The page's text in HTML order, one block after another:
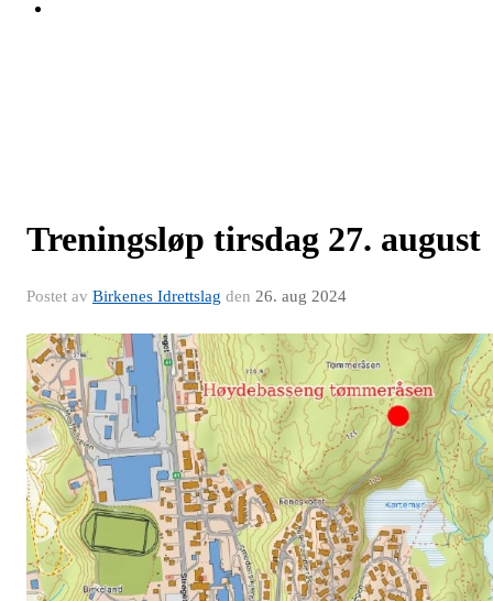
Treningsløp tirsdag 27. august
Postet av Birkenes Idrettslag den 26. aug 2024